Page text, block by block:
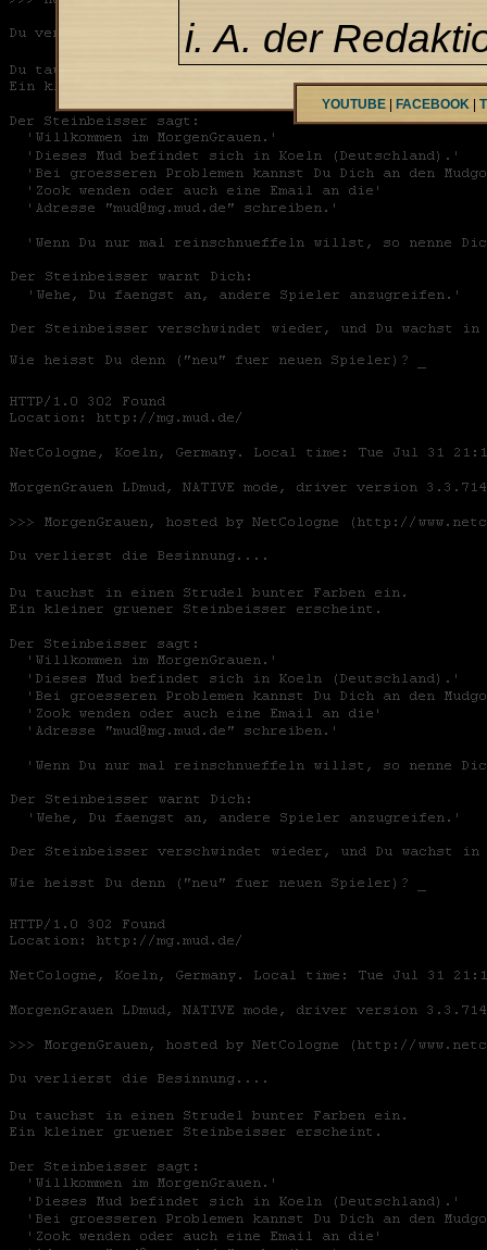
i. A. der
YOUTUBE | FACEBOOK |